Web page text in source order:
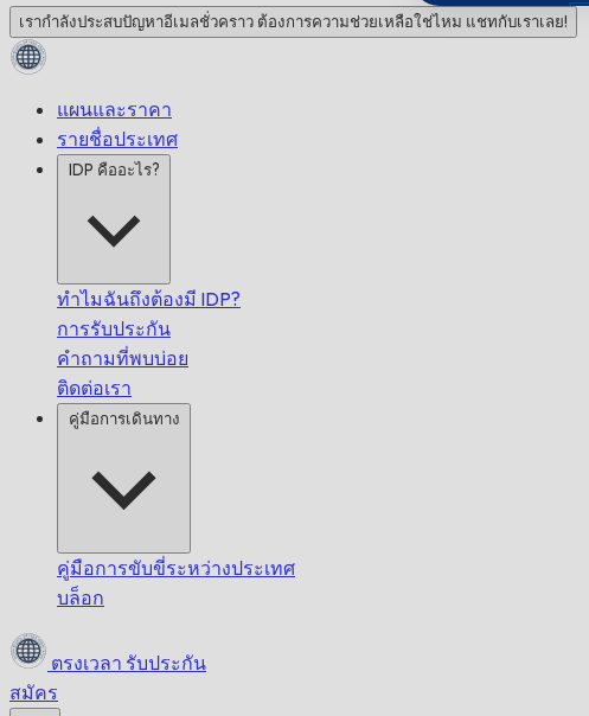
เรากำลังประสบปัญหาอีเมลชั่วคราว ต้องการความช่วยเหลือใช่ไหม แชทกับเราเลย!
แผนและราคา
รายชื่อประเทศ
IDP คืออะไร?
ทำไมฉันถึงต้องมี IDP?
การรับประกัน
คำถามที่พบบ่อย
ติดต่อเรา
คู่มือการเดินทาง
คู่มือการขับขี่ระหว่างประเทศ
บล็อก
ตรงเวลา รับประกัน
สมัคร